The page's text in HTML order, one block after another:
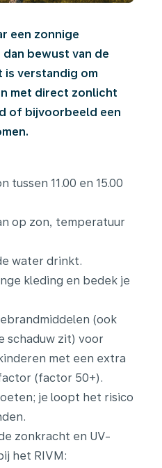
een zonnige
dan bewust van de
is verstandig om
met direct zonlicht
of bijvoorbeeld een
tussen 11.00 en 15.00
op zon, temperatuur
water drinkt.
kleding en bedek je
(ook
schaduw zit) voor
met een extra
(factor 50+).
je loopt het risico
zonkracht en UV-
het RIVM: